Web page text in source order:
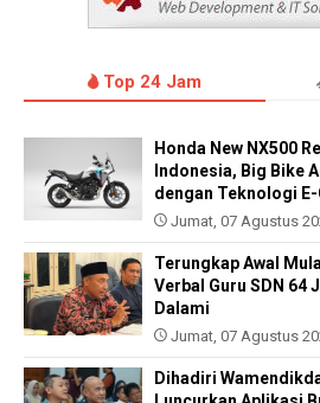
Top 24 Jam
Honda New NX500
Indonesia, Big Bike
dengan Teknologi
Jumat, 07 Agustus
Terungkap Awal
Verbal Guru SDN 64
Dalami
Jumat, 07 Agustus
Dihadiri